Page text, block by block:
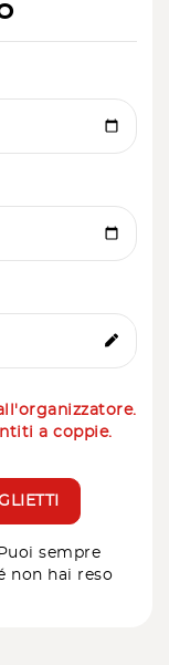
a coppie.
sempre
non hai reso